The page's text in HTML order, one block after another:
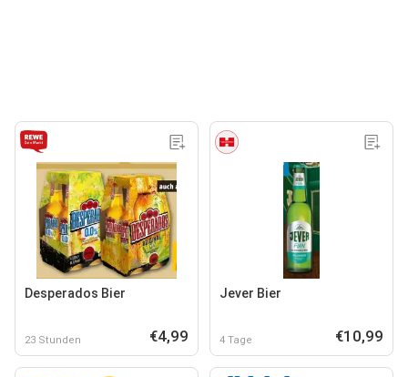
Desperados Bier
23 Stunden €4,99
Jever Bier
4 Tage €10,99